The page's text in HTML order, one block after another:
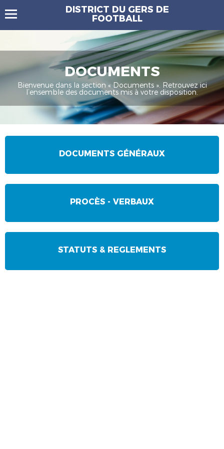
DISTRICT DU GERS DE
FOOTBALL
DOCUMENTS
Bienvenue dans la section « Documents ». Retrouvez ici
l’ensemble des documents mis à votre disposition.
DOCUMENTS GÉNÉRAUX
PROCÈS - VERBAUX
STATUTS & REGLEMENTS